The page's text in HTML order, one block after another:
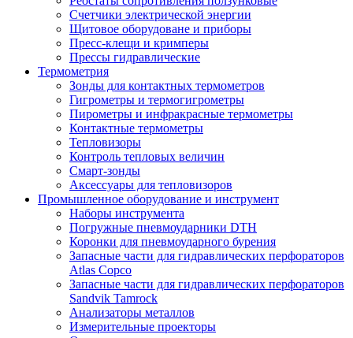
Счетчики электрической энергии
Щитовое оборудоване и приборы
Пресс-клещи и кримперы
Прессы гидравлические
Термометрия
Зонды для контактных термометров
Гигрометры и термогигрометры
Пирометры и инфракрасные термометры
Контактные термометры
Тепловизоры
Контроль тепловых величин
Смарт-зонды
Аксессуары для тепловизоров
Промышленное оборудование и инструмент
Наборы инструмента
Погружные пневмоударники DTH
Коронки для пневмоударного бурения
Запасные части для гидравлических перфораторов
Atlas Copco
Запасные части для гидравлических перфораторов
Sandvik Tamrock
Анализаторы металлов
Измерительные проекторы